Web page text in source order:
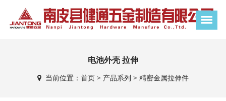
电池外壳 拉伸
当前位置： 首页> 产品系列 > 精密金属拉伸件